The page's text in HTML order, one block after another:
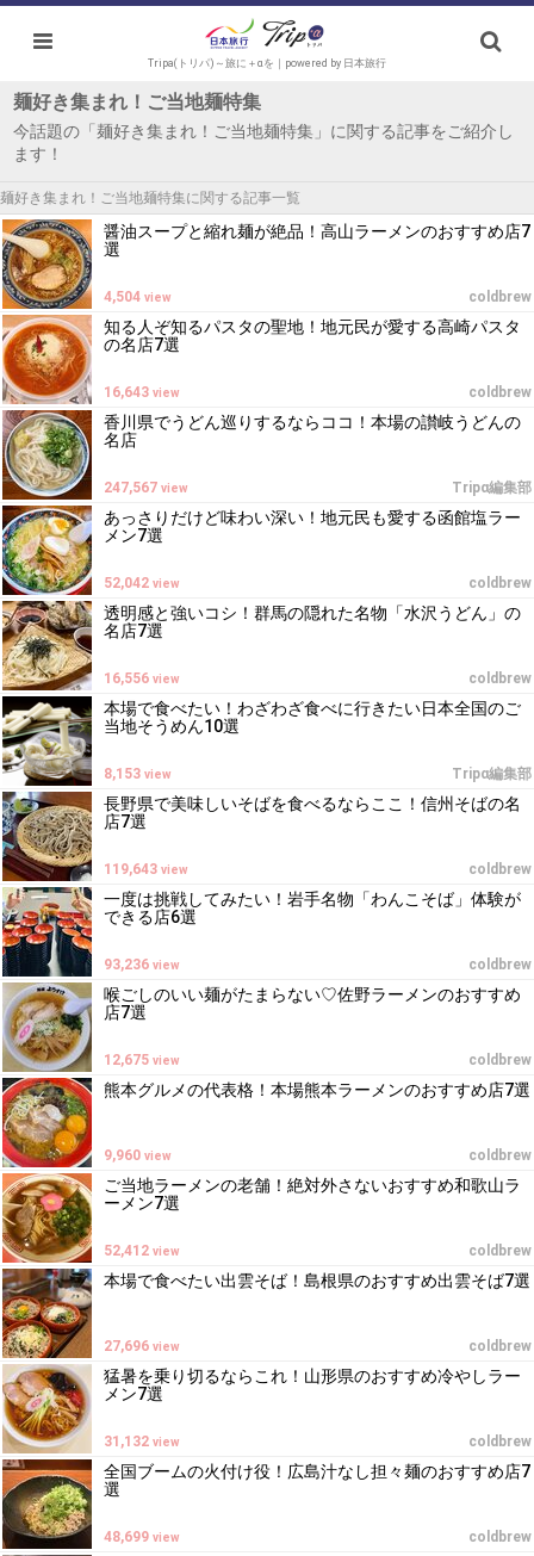
Tripa(トリパ)～旅に＋αを｜powered by 日本旅行
麺好き集まれ！ご当地麺特集
今話題の「麺好き集まれ！ご当地麺特集」に関する記事をご紹介し
ます！
麺好き集まれ！ご当地麺特集に関する記事一覧
醤油スープと縮れ麺が絶品！高山ラーメンのおすすめ店7
選
coldbrew
4,504 view
知る人ぞ知るパスタの聖地！地元民が愛する高崎パスタ
の名店7選
coldbrew
16,643 view
香川県でうどん巡りするならココ！本場の讃岐うどんの
名店
Tripα編集部
247,567 view
あっさりだけど味わい深い！地元民も愛する函館塩ラー
メン7選
coldbrew
52,042 view
透明感と強いコシ！群馬の隠れた名物「水沢うどん」の
名店7選
coldbrew
16,556 view
本場で食べたい！わざわざ食べに行きたい日本全国のご
当地そうめん10選
Tripα編集部
8,153 view
長野県で美味しいそばを食べるならここ！信州そばの名
店7選
coldbrew
119,643 view
一度は挑戦してみたい！岩手名物「わんこそば」体験が
できる店6選
coldbrew
93,236 view
喉ごしのいい麺がたまらない♡佐野ラーメンのおすすめ
店7選
coldbrew
12,675 view
熊本グルメの代表格！本場熊本ラーメンのおすすめ店7選
coldbrew
9,960 view
ご当地ラーメンの老舗！絶対外さないおすすめ和歌山ラ
ーメン7選
coldbrew
52,412 view
本場で食べたい出雲そば！島根県のおすすめ出雲そば7選
coldbrew
27,696 view
猛暑を乗り切るならこれ！山形県のおすすめ冷やしラー
メン7選
coldbrew
31,132 view
全国ブームの火付け役！広島汁なし担々麺のおすすめ店7
選
coldbrew
48,699 view